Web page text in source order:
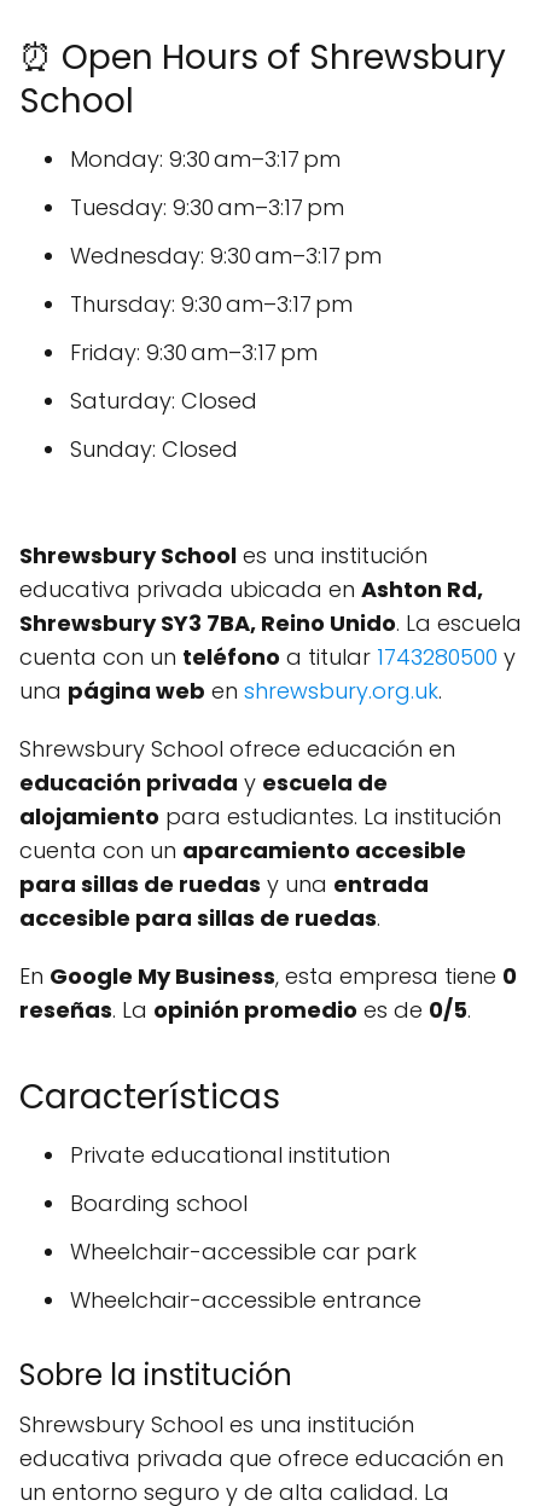
⏰ Open Hours of Shrewsbury
School
Monday: 9:30 am–3:17 pm
Tuesday: 9:30 am–3:17 pm
Wednesday: 9:30 am–3:17 pm
Thursday: 9:30 am–3:17 pm
Friday: 9:30 am–3:17 pm
Saturday: Closed
Sunday: Closed
Shrewsbury School es una institución
educativa privada ubicada en Ashton Rd,
Shrewsbury SY3 7BA, Reino Unido. La escuela
cuenta con un teléfono a titular 1743280500 y
una página web en shrewsbury.org.uk.
Shrewsbury School ofrece educación en
educación privada y escuela de
alojamiento para estudiantes. La institución
cuenta con un aparcamiento accesible
para sillas de ruedas y una entrada
accesible para sillas de ruedas.
En Google My Business, esta empresa tiene 0
reseñas. La opinión promedio es de 0/5.
Características
Private educational institution
Boarding school
Wheelchair-accessible car park
Wheelchair-accessible entrance
Sobre la institución
Shrewsbury School es una institución
educativa privada que ofrece educación en
un entorno seguro y de alta calidad. La